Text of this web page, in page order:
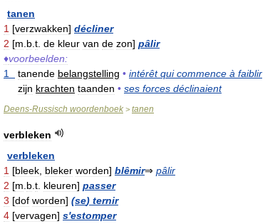
tanen
1 [verzwakken] décliner
2 [m.b.t. de kleur van de zon] pâlir
♦voorbeelden:
1
tanende belangstelling • intérêt qui commence à faiblir
zijn krachten taanden • ses forces déclinaient
Deens-Russisch woordenboek > tanen
verbleken
verbleken
1 [bleek, bleker worden] blêmir⇒ pâlir
2 [m.b.t. kleuren] passer
3 [dof worden] (se) ternir
4 [vervagen] s'estomper